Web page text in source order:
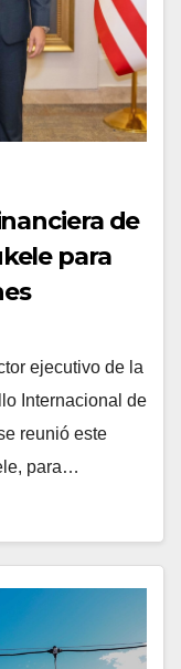
de
para
ejecutivo de la
Internacional de
reunió este
para…